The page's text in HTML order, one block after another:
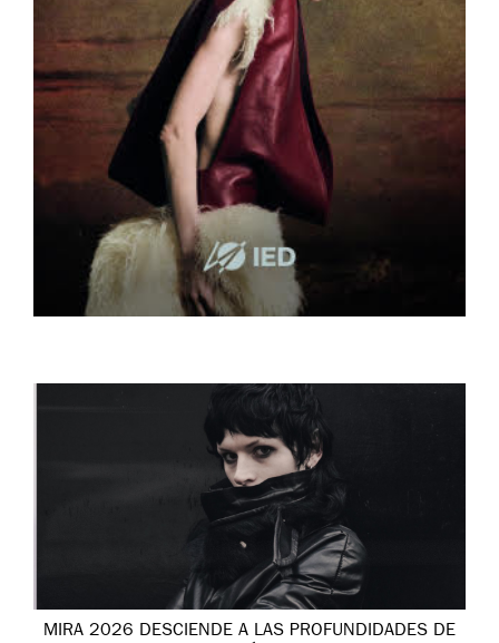
MIRA 2026 DESCIENDE A LAS PROFUNDIDADES DE